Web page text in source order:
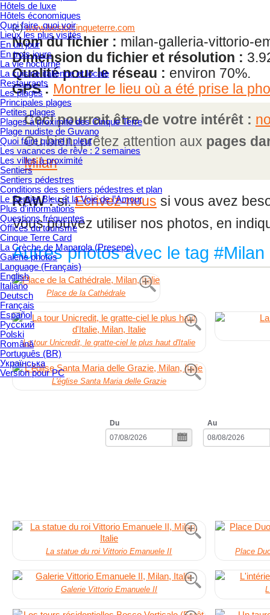
Hôtels de luxe
Hôtels économiques
Quoi faire, quoi voir
Lieux les plus visités
En un jour
En trois jours
La vie nocturne
La cuisine italienne et locale
Restaurants
Les plages
Principales plages
Petites plages
Plages à proximité des Cinque Terre
Plage nudiste de Guvano
Quoi faire quand il pleut
Les vacances de rêve : 2 semaines
Les villes à proximité
Sentiers
Sentiers pédestres
Conditions des sentiers pédestres et plan
Le Sentier Bleu et la Voie de l’Amour
Plus d’informations
Questions fréquentes
Offices du tourisme
Cinque Terre Card
La Crèche de Manarola (Presepe)
Galerie photos
Language (Français)
English
Italiano
Deutsch
Français
Español
Русский
Polski
Română
Português (BR)
Українська
Version pour PC
Du Au
(c)www.bestofcinqueterre.com
Nom du fichier : milan-galleria-vittorio-
Dimension du fichier et résolution :
Qualité pour le réseau : environ 70%.
GPS : Montrer le lieu où a été prise la
Ceci pourrait être de votre intérêt :
Ou bien, prêtez attention aux pages
Milan
RAW :si.Ecrivez-nous si vous avez
Vous pouvez utiliser nos photos, en
Autres photos avec le tag #Milan
Place de la Cathédrale
La tour Unicredit, le gratte-ciel le plus haut d'Italie
L'église Santa Maria delle Grazie
La statue du roi Vittorio Emanuele II Place
Galerie Vittorio Emanuele II